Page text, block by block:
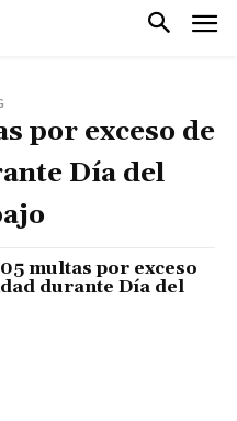
por exceso de
Día del
multas por exceso
durante Día del